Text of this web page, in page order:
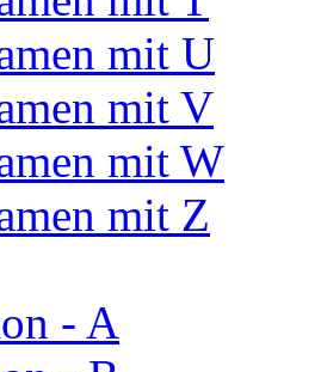
mit U
mit V
mit W
mit Z
- A